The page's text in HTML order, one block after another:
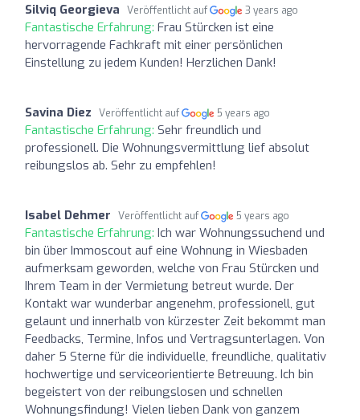
Silviq Georgieva Veröffentlicht auf 3 years ago
Fantastische Erfahrung: Frau Stürcken ist eine
hervorragende Fachkraft mit einer persönlichen
Einstellung zu jedem Kunden! Herzlichen Dank!
Savina Diez Veröffentlicht auf 5 years ago
Fantastische Erfahrung: Sehr freundlich und
professionell. Die Wohnungsvermittlung lief absolut
reibungslos ab. Sehr zu empfehlen!
Isabel Dehmer Veröffentlicht auf 5 years ago
Fantastische Erfahrung: Ich war Wohnungssuchend und
bin über Immoscout auf eine Wohnung in Wiesbaden
aufmerksam geworden, welche von Frau Stürcken und
Ihrem Team in der Vermietung betreut wurde. Der
Kontakt war wunderbar angenehm, professionell, gut
gelaunt und innerhalb von kürzester Zeit bekommt man
Feedbacks, Termine, Infos und Vertragsunterlagen. Von
daher 5 Sterne für die individuelle, freundliche, qualitativ
hochwertige und serviceorientierte Betreuung. Ich bin
begeistert von der reibungslosen und schnellen
Wohnungsfindung! Vielen lieben Dank von ganzem